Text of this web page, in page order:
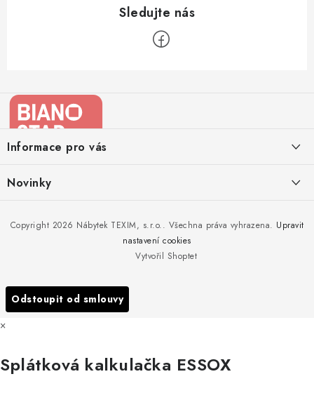
aInformace pro vás
Kontakty
Doprava nábytku k Vám
Reklamace
Nákup na splátky ESSOX
Novinky
to!
Nakupujte zahradní nábytek i v zimě
Podzimní očista a úklid zahradního nábytku
Vytvořil Shoptet
Copyright 2026 Nábytek TEXIM, s.r.o.. Všechna práva vyhrazena. Upravit
nastavení cookies
Odstoupit od smlouvy
×
Splátková kalkulačka ESSOX